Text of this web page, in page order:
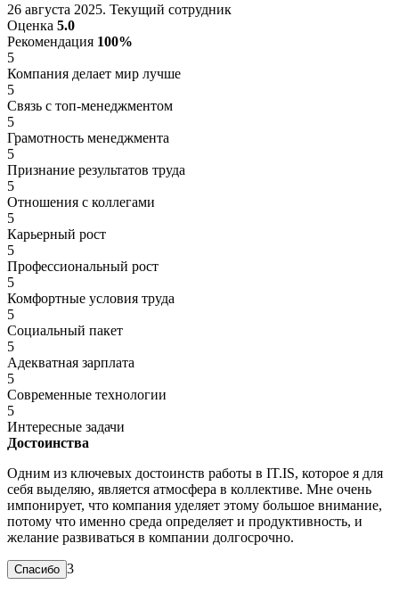
26 августа 2025. Текущий сотрудник
Оценка 5.0
Рекомендация 100%
5
Компания делает мир лучше
5
Связь с топ-менеджментом
5
Грамотность менеджмента
5
Признание результатов труда
5
Отношения с коллегами
5
Карьерный рост
5
Профессиональный рост
5
Комфортные условия труда
5
Социальный пакет
5
Адекватная зарплата
5
Современные технологии
5
Интересные задачи
Достоинства
Одним из ключевых достоинств работы в IT.IS, которое я для
себя выделяю, является атмосфера в коллективе. Мне очень
импонирует, что компания уделяет этому большое внимание,
потому что именно среда определяет и продуктивность, и
желание развиваться в компании долгосрочно.
3